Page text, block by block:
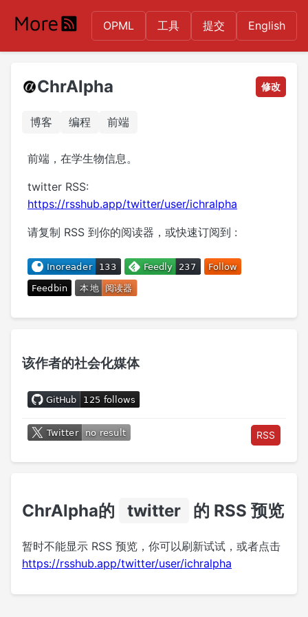
OPML 工具 提交 English
ChrAlpha 修改
博客 编程 前端
前端，在学生物信息。
twitter RSS:
https://rsshub.app/twitter/user/ichralpha
请复制 RSS 到你的阅读器，或快速订阅到 :
ChrAlpha的 twitter 的 RSS 预览
暂时不能显示 RSS 预览，你可以刷新试试，或者点击
https://rsshub.app/twitter/user/ichralpha
该作者的社会化媒体
RSS